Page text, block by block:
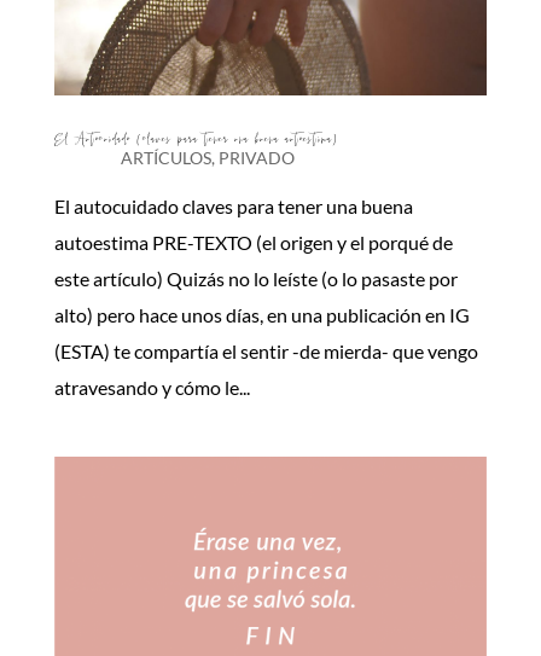
El Autocuidado (claves para tener una buena autoestima)
ARTÍCULOS, PRIVADO
El autocuidado claves para tener una buena
autoestima PRE-TEXTO (el origen y el porqué de
este artículo) Quizás no lo leíste (o lo pasaste por
alto) pero hace unos días, en una publicación en IG
(ESTA) te compartía el sentir -de mierda- que vengo
atravesando y cómo le...